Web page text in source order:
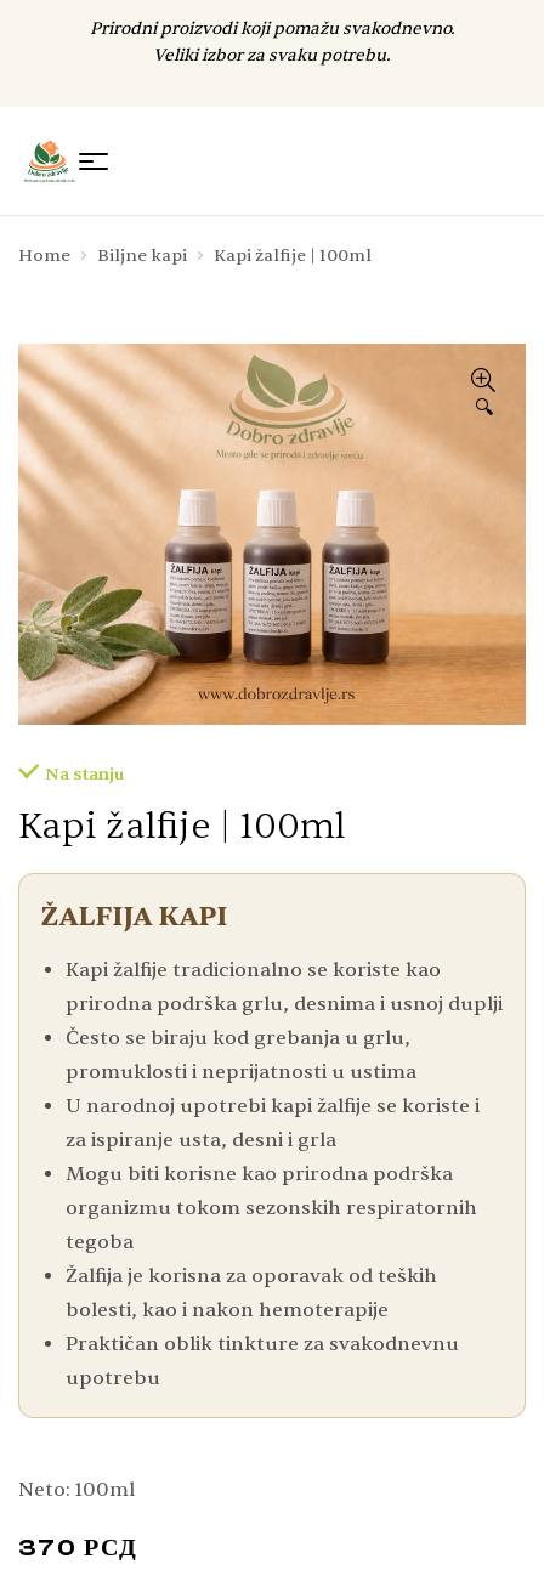
Prirodni proizvodi koji pomažu svakodnevno.
Veliki izbor za svaku potrebu.
Home Biljne kapi Kapi žalfije | 100ml
🔍
Na stanju
Kapi žalfije | 100ml
ŽALFIJA KAPI
Kapi žalfije tradicionalno se koriste kao
prirodna podrška grlu, desnima i usnoj duplji
Često se biraju kod grebanja u grlu,
promuklosti i neprijatnosti u ustima
U narodnoj upotrebi kapi žalfije se koriste i
za ispiranje usta, desni i grla
Mogu biti korisne kao prirodna podrška
organizmu tokom sezonskih respiratornih
tegoba
Žalfija je korisna za oporavak od teških
bolesti, kao i nakon hemoterapije
Praktičan oblik tinkture za svakodnevnu
upotrebu
Neto: 100ml
370 РСД